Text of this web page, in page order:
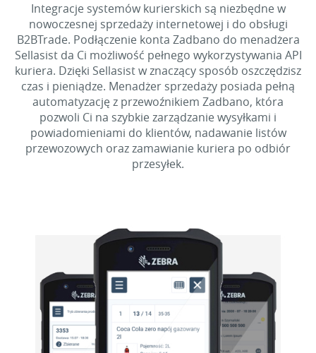
Integracje systemów kurierskich są niezbędne w
nowoczesnej sprzedaży internetowej i do obsługi
B2BTrade. Podłączenie konta Zadbano do menadżera
Sellasist da Ci możliwość pełnego wykorzystywania API
kuriera. Dzięki Sellasist w znaczący sposób oszczędzisz
czas i pieniądze. Menadżer sprzedaży posiada pełną
automatyzację z przewoźnikiem Zadbano, która
pozwoli Ci na szybkie zarządzanie wysyłkami i
powiadomieniami do klientów, nadawanie listów
przewozowych oraz zamawianie kuriera po odbiór
przesyłek.